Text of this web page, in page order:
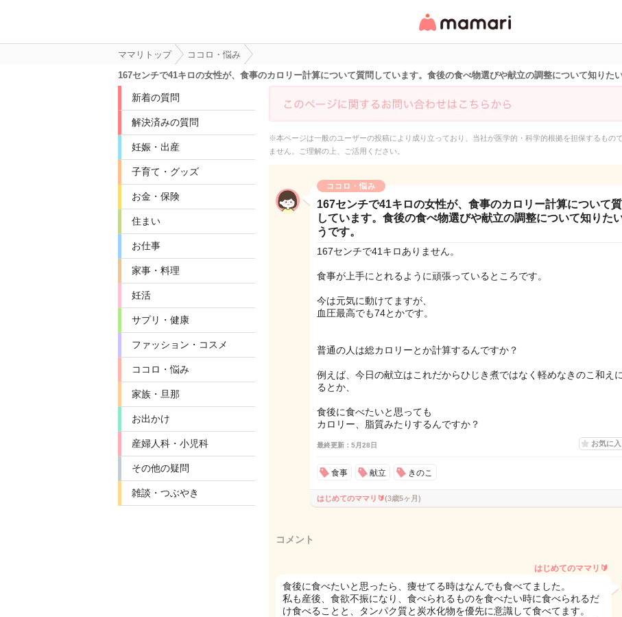
リ・情報サイト
ママリトップ
ココロ・悩み
167センチで41キロの女性が、食事のカロリー計算について質問しています。食後の食べ物選びや献立の調整について知りたい
新着の質問
解決済みの質問
妊娠・出産
子育て・グッズ
お金・保険
住まい
お仕事
家事・料理
妊活
サプリ・健康
ファッション・コスメ
ココロ・悩み
家族・旦那
お出かけ
産婦人科・小児科
その他の疑問
雑談・つぶやき
※本ページは一般のユーザーの投稿により成り立っており、当社が医学的・科学的根拠を担保するもの
ません。ご理解の上、ご活用ください。
ココロ・悩み
167センチで41キロの女性が、食事のカロリー計算について
しています。食後の食べ物選びや献立の調整について知りた
うです。
167センチで41キロありません。
食事が上手にとれるように頑張っているところです。
今は元気に動けてますが、
血圧最高でも74とかです。
普通の人は総カロリーとか計算するんですか？
例えば、今日の献立はこれだからひじき煮ではなく軽めなきのこ和え
るとか、
食後に食べたいと思っても
カロリー、脂質みたりするんですか？
最終更新：5月28日 お気に入
食事 献立 きのこ
はじめてのママリ🔰(3歳5ヶ月)
コメント
はじめてのママリ🔰
食後に食べたいと思ったら、痩せてる時はなんでも食べてました。
私も産後、食欲不振になり、食べられるものを食べたい時に食べられるだ
け食べることと、タンパク質と炭水化物を優先に意識して食べてます。